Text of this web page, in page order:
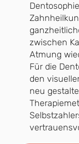
zwischen
Atmung
Für die
den
neu